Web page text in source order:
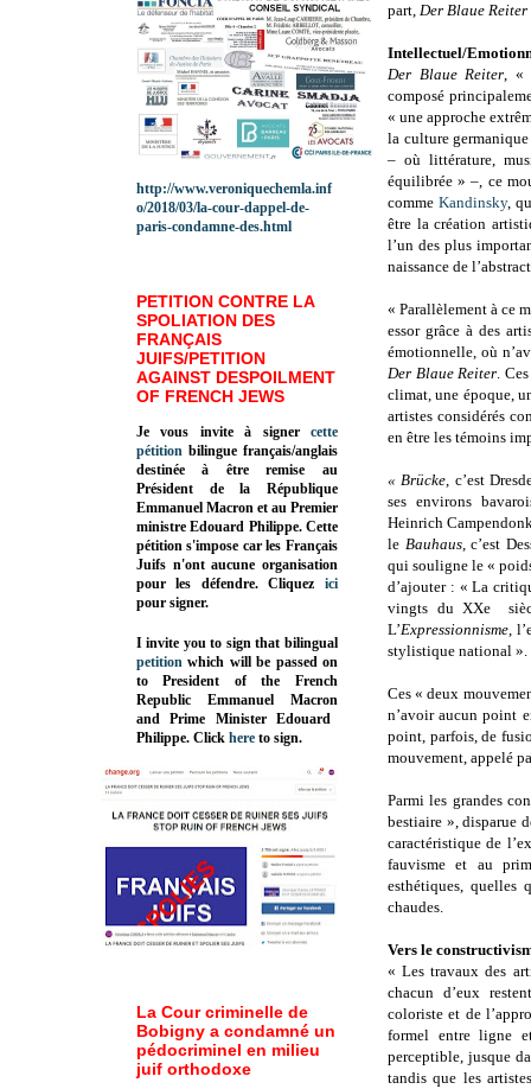
part, Der Blaue Reiter
Intellectuel/
Der Blaue Reiter, «
composé
« une approche
la culture
– où littérature,
équilibrée » –, ce
comme Kandinsky,
être la création
l’un des plus
naissance de
« Parallèlement à ce
essor grâce à des
émotionnelle, où
Der Blaue Reiter.
climat, une époque,
artistes considérés
en être les témoins
« Brücke, c’est
ses environs
Heinrich
le Bauhaus, c’est
qui souligne le «
d’ajouter : « La
vingts du XXe
L’Expressionnisme,
stylistique national ».
Ces « deux
n’avoir aucun point
point, parfois, de
mouvement, appelé
Parmi les grandes
bestiaire », disparue
caractéristique de
fauvisme et au
esthétiques, quelles
chaudes.
Vers le
« Les travaux des
chacun d’eux
coloriste et de
formel entre ligne
perceptible, jusque
tandis que les
http://www.veroniquechemla.inf
o/2018/03/la-cour-dappel-de-
paris-condamne-des.html
PETITION CONTRE LA
SPOLIATION DES
FRANÇAIS
JUIFS/PETITION
AGAINST DESPOILMENT
OF FRENCH JEWS
Je vous invite à signer cette
pétition bilingue français/anglais
destinée à être remise au
Président de la République
Emmanuel Macron et au Premier
ministre Edouard Philippe. Cette
pétition s'impose car les Français
Juifs n'ont aucune organisation
pour les défendre. Cliquez
ici
pour signer.
I invite you to sign that bilingual
petition which will be passed on
to President of the French
Republic Emmanuel Macron
and Prime MinisterEdouard
Philippe. Click here to sign.
La Cour criminelle de
Bobigny a condamné un
pédocriminel en milieu
juif orthodoxe